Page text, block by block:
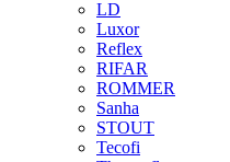
LD
Luxor
Reflex
RIFAR
ROMMER
Sanha
STOUT
Tecofi